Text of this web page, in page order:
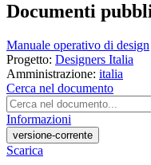
Documenti
Manuale operativo di design
Progetto: Designers Italia
Amministrazione: italia
Cerca nel documento
Informazioni
versione-corrente
Scarica